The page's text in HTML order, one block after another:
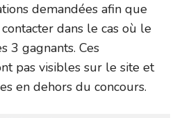
demandées afin que
dans le cas où le
3 gagnants. Ces
pas visibles sur le site et
en dehors du concours.